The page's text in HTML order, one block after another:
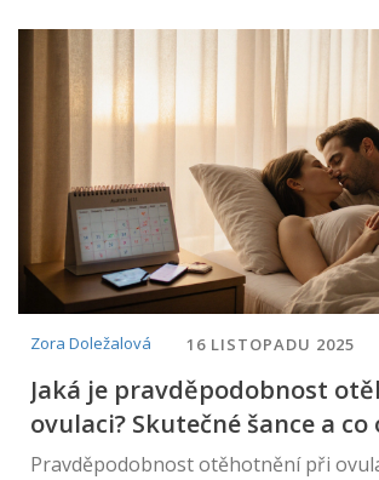
Zora Doležalová 16 LISTOPADU 2025
Jaká je pravděpodobnost
ovulaci? Skutečné šance a
úspěch
Pravděpodobnost otěhotnění při